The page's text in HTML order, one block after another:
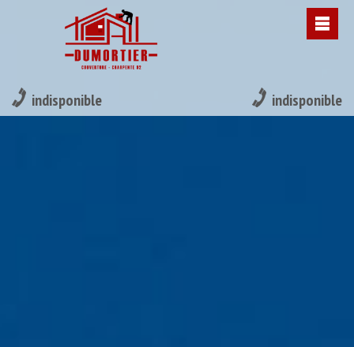
indisponible indisponible